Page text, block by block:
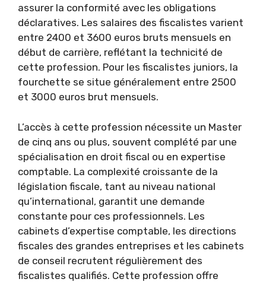
assurer la conformité avec les obligations
déclaratives. Les salaires des fiscalistes varient
entre 2400 et 3600 euros bruts mensuels en
début de carrière, reflétant la technicité de
cette profession. Pour les fiscalistes juniors, la
fourchette se situe généralement entre 2500
et 3000 euros brut mensuels.
L’accès à cette profession nécessite un Master
de cinq ans ou plus, souvent complété par une
spécialisation en droit fiscal ou en expertise
comptable. La complexité croissante de la
législation fiscale, tant au niveau national
qu’international, garantit une demande
constante pour ces professionnels. Les
cabinets d’expertise comptable, les directions
fiscales des grandes entreprises et les cabinets
de conseil recrutent régulièrement des
fiscalistes qualifiés. Cette profession offre